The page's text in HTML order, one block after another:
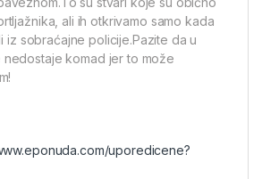
ali ih otkrivamo samo kada
iz sobraćajne policije.Pazite da u
nedostaje komad jer to može
uporedicene?